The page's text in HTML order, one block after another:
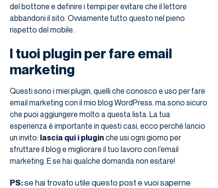
del bottone e definire i tempi per evitare che il lettore
abbandoni il sito. Ovviamente tutto questo nel pieno
rispetto del mobile.
I tuoi plugin per fare email
marketing
Questi sono i miei plugin, quelli che conosco e uso per fare
email marketing con il mio blog WordPress. ma sono sicuro
che puoi aggiungere molto a questa lista. La tua
esperienza è importante in questi casi, ecco perché lancio
un invito: lascia qui i plugin che usi ogni giorno per
sfruttare il blog e migliorare il tuo lavoro con l’email
marketing. E se hai qualche domanda non esitare!
PS:se hai trovato utile questo post e vuoi saperne